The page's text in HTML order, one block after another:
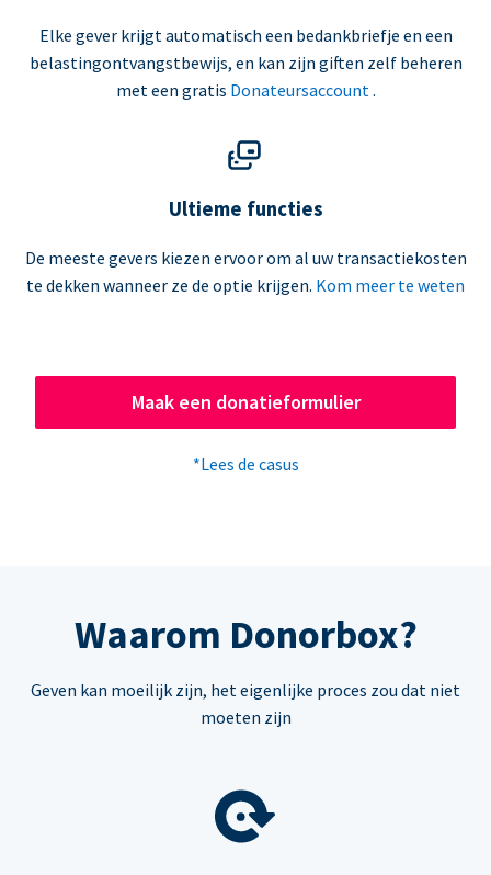
Elke gever krijgt automatisch een bedankbriefje en een
belastingontvangstbewijs, en kan zijn giften zelf beheren
met een gratis Donateursaccount .
Ultieme functies
De meeste gevers kiezen ervoor om al uw transactiekosten
te dekken wanneer ze de optie krijgen. Kom meer te weten
Maak een donatieformulier
*Lees de casus
Waarom Donorbox?
Geven kan moeilijk zijn, het eigenlijke proces zou dat niet
moeten zijn